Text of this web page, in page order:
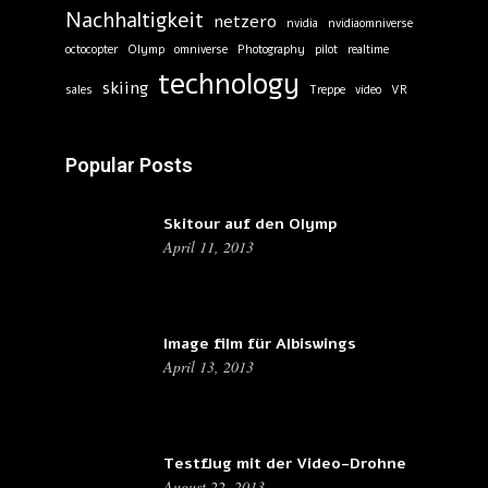
Nachhaltigkeit netzero nvidia
nvidiaomniverse
octocopter
Olymp omniverse Photography pilot realtime
sales skiing technology Treppe video VR
Popular Posts
Skitour auf den Olymp
April 11, 2013
Image film für Albiswings
April 13, 2013
Testflug mit der Video-Drohne